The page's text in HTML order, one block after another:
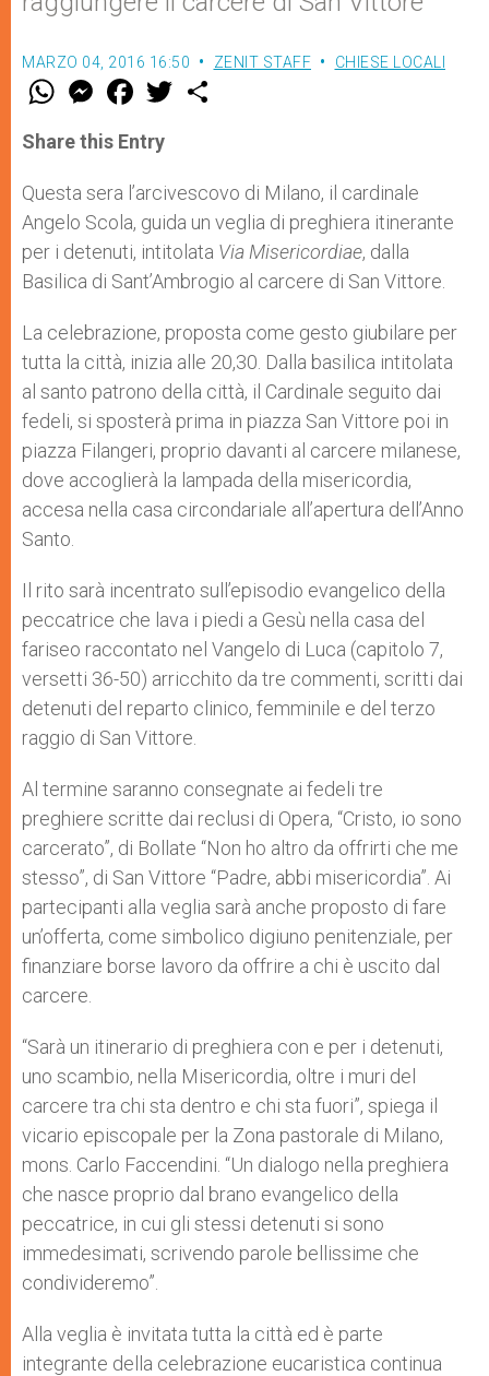
MARZO 04, 2016 16:50 ZENIT STAFF CHIESE LOCALI
W
t
s
p
p
M
e
s
e
g
e
r
F
a
e
b
o
k
w
r
Share this Entry
Questa sera l’arcivescovo di Milano, il cardinale
Angelo Scola, guida un veglia di preghiera itinerante
per i detenuti, intitolata Via Misericordiae, dalla
Basilica di Sant’Ambrogio al carcere di San Vittore.
La celebrazione, proposta come gesto giubilare per
tutta la città, inizia alle 20,30. Dalla basilica intitolata
al santo patrono della città, il Cardinale seguito dai
fedeli, si sposterà prima in piazza San Vittore poi in
piazza Filangeri, proprio davanti al carcere milanese,
dove accoglierà la lampada della misericordia,
accesa nella casa circondariale all’apertura dell’Anno
Santo.
Il rito sarà incentrato sull’episodio evangelico della
peccatrice che lava i piedi a Gesù nella casa del
fariseo raccontato nel Vangelo di Luca (capitolo 7,
versetti 36-50) arricchito da tre commenti, scritti dai
detenuti del reparto clinico, femminile e del terzo
raggio di San Vittore.
Al termine saranno consegnate ai fedeli tre
preghiere scritte dai reclusi di Opera, “Cristo, io sono
carcerato”, di Bollate “Non ho altro da offrirti che me
stesso”, di San Vittore “Padre, abbi misericordia”. Ai
partecipanti alla veglia sarà anche proposto di fare
un’offerta, come simbolico digiuno penitenziale, per
finanziare borse lavoro da offrire a chi è uscito dal
carcere.
“Sarà un itinerario di preghiera con e per i detenuti,
uno scambio, nella Misericordia, oltre i muri del
carcere tra chi sta dentro e chi sta fuori”, spiega il
vicario episcopale per la Zona pastorale di Milano,
mons. Carlo Faccendini. “Un dialogo nella preghiera
che nasce proprio dal brano evangelico della
peccatrice, in cui gli stessi detenuti si sono
immedesimati, scrivendo parole bellissime che
condivideremo”.
Alla veglia è invitata tutta la città ed è parte
integrante della celebrazione eucaristica continua